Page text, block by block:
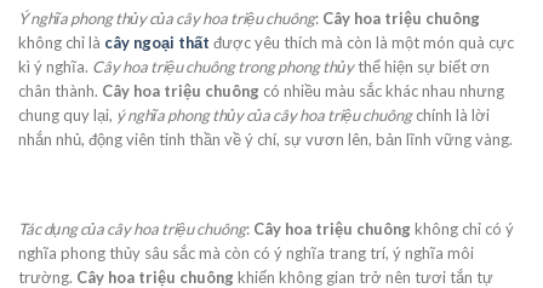
Ý nghĩa phong thủy của cây hoa triệu chuông: Cây hoa triệu chuông
không chỉ là cây ngoại thất được yêu thích mà còn là một món quà cực
kì ý nghĩa. Cây hoa triệu chuông trong phong thủythể hiện sự biết ơn
chân thành. Cây hoa triệu chuông có nhiều màu sắc khác nhau nhưng
chung quy lại, ý nghĩa phong thủy của cây hoa triệu chuôngchính là lời
nhắn nhủ, động viên tinh thần về ý chí, sự vươn lên, bản lĩnh vững vàng.
Tác dụng của cây hoa triệu chuông: Cây hoa triệu chuông không chỉ có ý
nghĩa phong thủy sâu sắc mà còn có ý nghĩa trang trí, ý nghĩa môi
trường. Cây hoa triệu chuông khiến không gian trở nên tươi tắn tự